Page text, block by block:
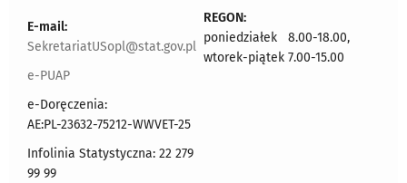
E-mail:
SekretariatUSopl@stat.gov.pl
e-PUAP
e-Doręczenia:
AE:PL-23632-75212-WWVET-25
Infolinia Statystyczna: 22 279
99 99
REGON:
poniedziałek 8.00-18.00,
wtorek-piątek 7.00-15.00